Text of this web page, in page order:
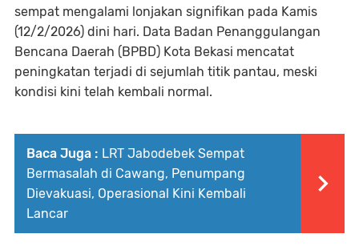
sempat mengalami lonjakan signifikan pada Kamis
(12/2/2026) dini hari. Data Badan Penanggulangan
Bencana Daerah (BPBD) Kota Bekasi mencatat
peningkatan terjadi di sejumlah titik pantau, meski
kondisi kini telah kembali normal.
Baca Juga : LRT Jabodebek Sempat
Bermasalah di Cawang, Penumpang
Dievakuasi, Operasional Kini Kembali
Lancar